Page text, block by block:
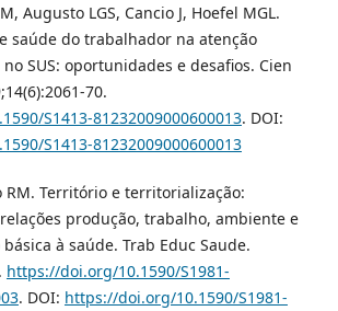
Augusto LGS, Cancio J, Hoefel MGL.
saúde do trabalhador na atenção
SUS: oportunidades e desafios. Cien
70.
S1413-81232009000600013. DOI:
S1413-81232009000600013
RM. Território e territorialização:
produção, trabalho, ambiente e
à saúde. Trab Educ Saude.
https://doi.org/10.1590/S1981-
. DOI: https://doi.org/10.1590/S1981-